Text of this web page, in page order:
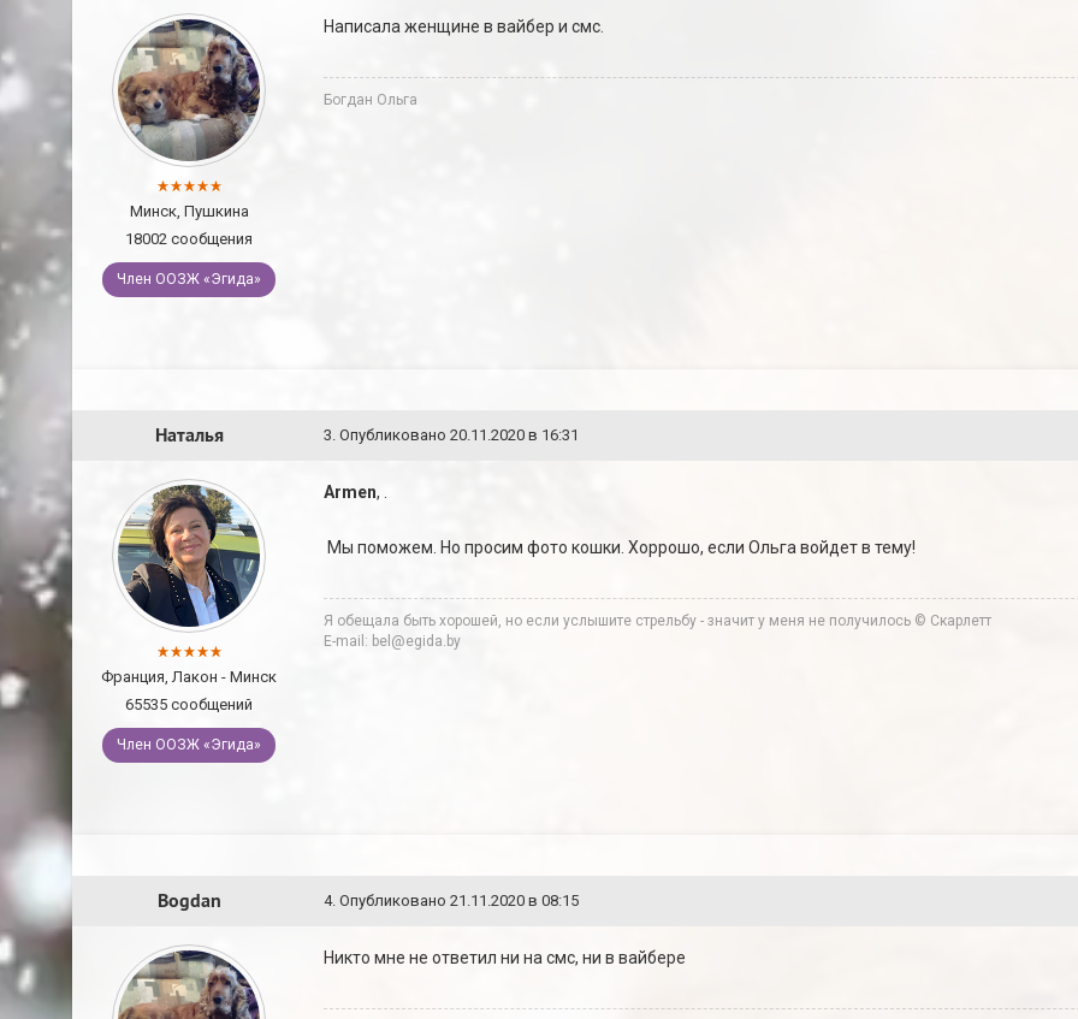
Минск, Пушкина
18002 сообщения
Член ООЗЖ «Эгида»
Написала женщине в вайбер и смс.
Богдан Ольга
Наталья 3. Опубликовано 20.11.2020 в 16:31
Франция, Лакон - Минск
65535 сообщений
Член ООЗЖ «Эгида»
Armen, .
Мы поможем. Но просим фото кошки. Хоррошо, если Ольга войдет в тему!
Я обещала быть хорошей, но если услышите стрельбу - значит у меня не получилось © Скарлетт
E-mail: bel@egida.by
Bogdan 4. Опубликовано 21.11.2020 в 08:15
Никто мне не ответил ни на смс, ни в вайбере